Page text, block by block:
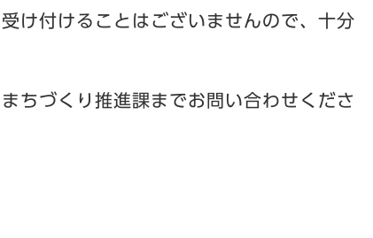
け付けることはございませんので、十分
ちづくり推進課までお問い合わせくださ